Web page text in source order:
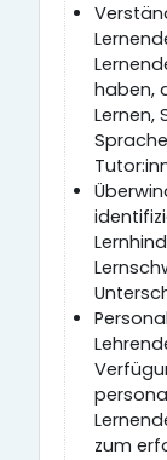
haben,
Lernen,
zum